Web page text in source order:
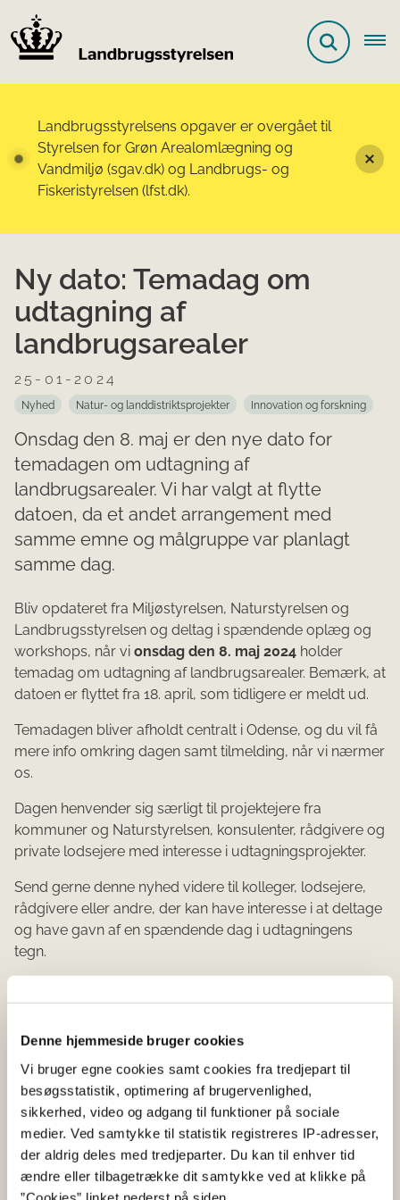
Denne hjemmeside bruger cookies
Vi bruger egne cookies samt cookies fra tredjepart til
besøgsstatistik, optimering af brugervenlighed,
sikkerhed, video og adgang til funktioner på sociale
medier. Ved samtykke til statistik registreres IP-adresser,
der aldrig deles med tredjeparter. Du kan til enhver tid
ændre eller tilbagetrække dit samtykke ved at klikke på
Landbrugsstyrelsens opgaver er overgået til
Styrelsen for Grøn Arealomlægning og
Vandmiljø (sgav.dk) og Landbrugs- og
Fiskeristyrelsen (lfst.dk).
Ny dato: Temadag om
udtagning af
landbrugsarealer
25-01-2024
Nyhed Natur- og landdistriktsprojekter Innovation og forskning
Onsdag den 8. maj er den nye dato for
temadagen om udtagning af
landbrugsarealer. Vi har valgt at flytte
datoen, da et andet arrangement med
samme emne og målgruppe var planlagt
samme dag.
Bliv opdateret fra Miljøstyrelsen, Naturstyrelsen og
Landbrugsstyrelsen og deltag i spændende oplæg og
workshops, når vi onsdag den 8. maj 2024 holder
temadag om udtagning af landbrugsarealer. Bemærk, at
datoen er flyttet fra 18. april, som tidligere er meldt ud.
Temadagen bliver afholdt centralt i Odense, og du vil få
mere info omkring dagen samt tilmelding, når vi nærmer
os.
Dagen henvender sig særligt til projektejere fra
kommuner og Naturstyrelsen, konsulenter, rådgivere og
private lodsejere med interesse i udtagningsprojekter.
Send gerne denne nyhed videre til kolleger, lodsejere,
rådgivere eller andre, der kan have interesse i at deltage
og have gavn af en spændende dag i udtagningens
tegn.
temadagen på den nye dato.
Forslag til emner og
oplægsholdere er velkomne
Vi har allerede modtaget mange gode forslag til emner,
og vi vil fortsat meget gerne modtage dine ideer til både
emner og oplægsholdere.